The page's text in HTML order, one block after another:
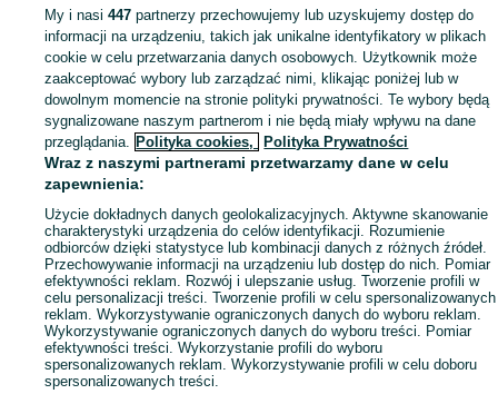
My i nasi447 partnerzy przechowujemy lub uzyskujemy dostęp do
informacji na urządzeniu, takich jak unikalne identyfikatory w plikach
cookie w celu przetwarzania danych osobowych. Użytkownik może
zaakceptować wybory lub zarządzać nimi, klikając poniżej lub w
dowolnym momencie na stronie polityki prywatności. Te wybory będą
sygnalizowane naszym partnerom i nie będą miały wpływu na dane
przeglądania. Polityka cookies, Polityka Prywatności
Wraz z naszymi partnerami przetwarzamy dane w celu
zapewnienia:
Użycie dokładnych danych geolokalizacyjnych. Aktywne skanowanie
charakterystyki urządzenia do celów identyfikacji. Rozumienie
odbiorców dzięki statystyce lub kombinacji danych z różnych źródeł.
Przechowywanie informacji na urządzeniu lub dostęp do nich. Pomiar
efektywności reklam. Rozwój i ulepszanie usług. Tworzenie profili w
celu personalizacji treści. Tworzenie profili w celu spersonalizowanych
reklam. Wykorzystywanie ograniczonych danych do wyboru reklam.
Wykorzystywanie ograniczonych danych do wyboru treści. Pomiar
efektywności treści. Wykorzystanie profili do wyboru
spersonalizowanych reklam. Wykorzystywanie profili w celu doboru
spersonalizowanych treści.